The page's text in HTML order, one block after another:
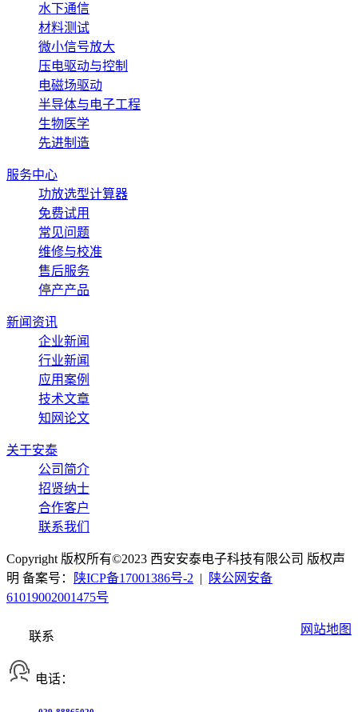
水下通信
材料测试
微小信号放大
压电驱动与控制
电磁场驱动
半导体与电子工程
生物医学
先进制造
服务中心
功放选型计算器
免费试用
常见问题
维修与校准
售后服务
停产产品
新闻资讯
企业新闻
行业新闻
应用案例
技术文章
知网论文
关于安泰
公司简介
招贤纳士
合作客户
联系我们
Copyright 版权所有©2023 西安安泰电子科技有限公司 版权声
明 备案号：
陕ICP备17001386号-2 |
陕公网安备
61019002001475号
网站地图
联系
电话：